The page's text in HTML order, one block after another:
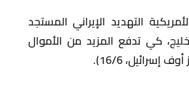
التهديد الإيراني المستجد
كي تدفع المزيد من الأموال
إسرائيل، 16/6).